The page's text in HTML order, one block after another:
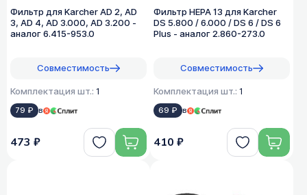
Фильтр для Karcher AD 2, AD
3, AD 4, AD 3.000, AD 3.200 -
аналог 6.415-953.0
Совместимость
Комплектация шт.: 1
79 ₽ в
473 ₽
Фильтр HEPA 13 для Karcher
DS 5.800 / 6.000 / DS 6 / DS 6
Plus - аналог 2.860-273.0
Совместимость
Комплектация шт.: 1
69 ₽ в
410 ₽